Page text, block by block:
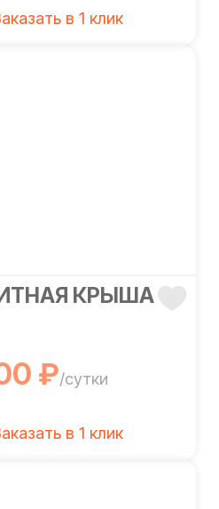
в 1 клик
КРЫША
₽/сутки
в 1 клик